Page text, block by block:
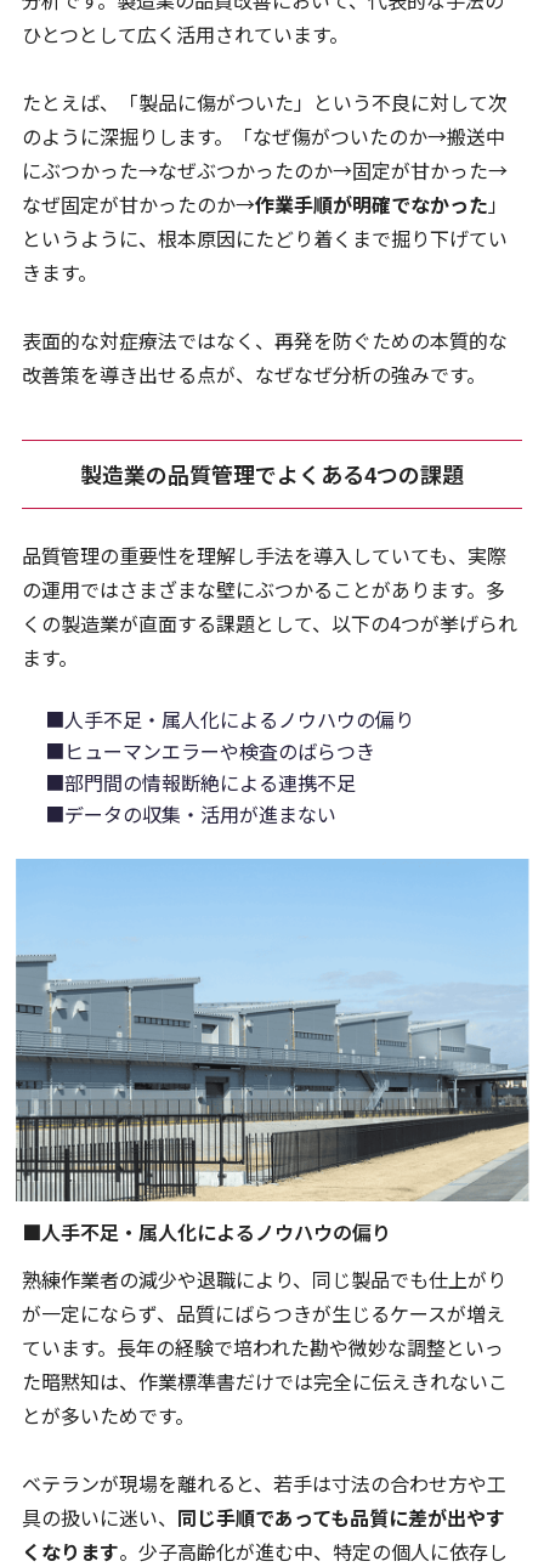
ひとつとして広く活用されています。
たとえば、「製品に傷がついた」という不良に対して次
のように深掘りします。「なぜ傷がついたのか→搬送中
にぶつかった→なぜぶつかったのか→固定が甘かった→
なぜ固定が甘かったのか→作業手順が明確でなかった」
というように、根本原因にたどり着くまで掘り下げてい
きます。
表面的な対症療法ではなく、再発を防ぐための本質的な
改善策を導き出せる点が、なぜなぜ分析の強みです。
製造業の品質管理でよくある4つの課題
品質管理の重要性を理解し手法を導入していても、実際
の運用ではさまざまな壁にぶつかることがあります。多
くの製造業が直面する課題として、以下の4つが挙げられ
ます。
■人手不足・属人化によるノウハウの偏り
■ヒューマンエラーや検査のばらつき
■部門間の情報断絶による連携不足
■データの収集・活用が進まない
■人手不足・属人化によるノウハウの偏り
熟練作業者の減少や退職により、同じ製品でも仕上がり
が一定にならず、品質にばらつきが生じるケースが増え
ています。長年の経験で培われた勘や微妙な調整といっ
た暗黙知は、作業標準書だけでは完全に伝えきれないこ
とが多いためです。
ベテランが現場を離れると、若手は寸法の合わせ方や工
具の扱いに迷い、 同じ手順であっても品質に差が出やす
くなります。少子高齢化が進む中、特定の個人に依存し